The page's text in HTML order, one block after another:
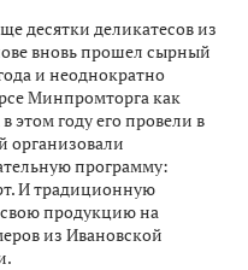
десятки деликатесов из
вновь прошел сырный
и неоднократно
Минпромторга как
этом году его провели в
организовали
программу:
И традиционную
продукцию на
из Ивановской